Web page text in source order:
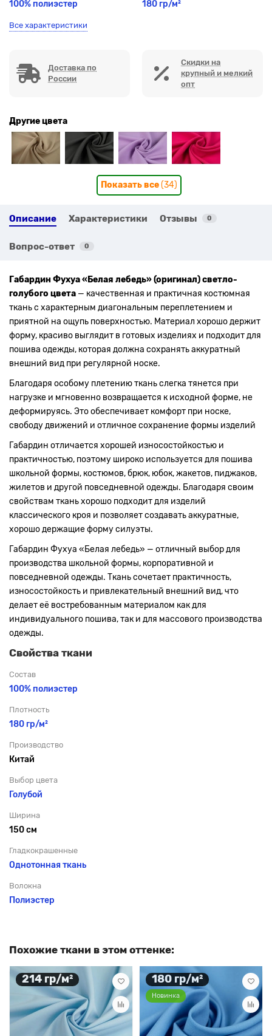
100% полиэстер 180 гр/м²
Все характеристики
Доставка по
России
Скидки на
крупный и мелкий
опт
Другие цвета
Показать все(34)
Описание Характеристики Отзывы 0
Вопрос-ответ 0
Габардин Фухуа «Белая лебедь» (оригинал) светло-
голубого цвета — качественная и практичная костюмная
ткань с характерным диагональным переплетением и
приятной на ощупь поверхностью. Материал хорошо держит
форму, красиво выглядит в готовых изделиях и подходит для
пошива одежды, которая должна сохранять аккуратный
внешний вид при регулярной носке.
Благодаря особому плетению ткань слегка тянется при
нагрузке и мгновенно возвращается к исходной форме, не
деформируясь. Это обеспечивает комфорт при носке,
свободу движений и отличное сохранение формы изделий
Габардин отличается хорошей износостойкостью и
практичностью, поэтому широко используется для пошива
школьной формы, костюмов, брюк, юбок, жакетов, пиджаков,
жилетов и другой повседневной одежды. Благодаря своим
свойствам ткань хорошо подходит для изделий
классического кроя и позволяет создавать аккуратные,
хорошо держащие форму силуэты.
Габардин Фухуа «Белая лебедь» — отличный выбор для
производства школьной формы, корпоративной и
повседневной одежды. Ткань сочетает практичность,
износостойкость и привлекательный внешний вид, что
делает её востребованным материалом как для
индивидуального пошива, так и для массового производства
одежды.
Свойства ткани
Состав
100% полиэстер
Плотность
180 гр/м²
Производство
Китай
Выбор цвета
Голубой
Ширина
150 см
Гладкокрашенные
Однотонная ткань
Волокна
Полиэстер
Похожие ткани в этом оттенке:
214 гр/м² 180 гр/м²
Новинка